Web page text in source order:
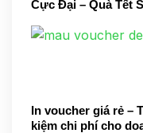
Cực Đại – Quà Tết
In voucher giá rẻ –
kiệm chi phí cho